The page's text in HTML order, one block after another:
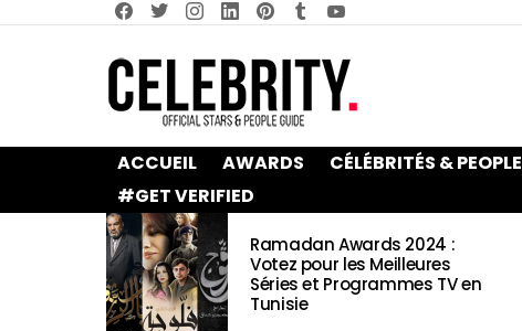
ACCUEIL AWARDS CÉLÉBRITÉS & PEOPLE
#GET VERIFIED
LATEST
STORIES
Ramadan Awards 2024 :
Votez pour les Meilleures
Séries et Programmes TV en
Tunisie